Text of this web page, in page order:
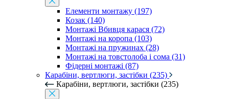
Елементи монтажу (197)
Козак (140)
Монтажі Вбивця карася (72)
Монтажі на коропа (103)
Монтажі на пружинах (28)
Монтажі на товстолоба і сома (31)
Фідерні монтажі (87)
Карабіни, вертлюги, застібки (235)
Карабіни, вертлюги, застібки (235)